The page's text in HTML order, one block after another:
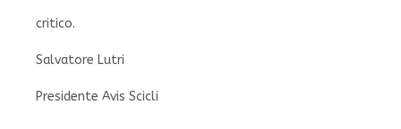
critico.
Salvatore Lutri
Presidente Avis Scicli